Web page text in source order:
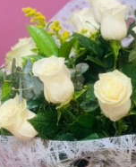
AÑADIR AL CARRITO